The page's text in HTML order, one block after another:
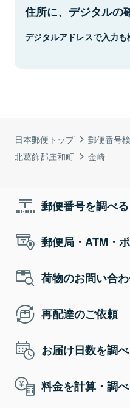
日本郵便トップ 郵便番号
北葛飾郡庄和町
金崎
住所に、デジタルの
デジタルアドレスで入力も
郵便番号を調べる
郵便局・ATM・
荷物のお問い合
再配達のご依頼
お届け日数を調
料金を計算・調